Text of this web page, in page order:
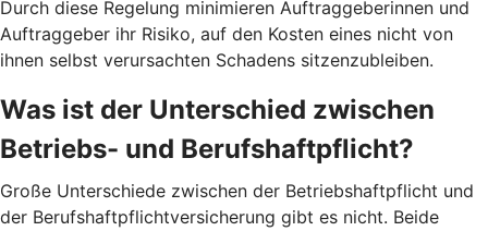
Durch diese Regelung minimieren Auftraggeberinnen und
Auftraggeber ihr Risiko, auf den Kosten eines nicht von
ihnen selbst verursachten Schadens sitzenzubleiben.
Was ist der Unterschied zwischen
Betriebs- und Berufshaftpflicht?
Große Unterschiede zwischen der Betriebshaftpflicht und
der Berufshaftpflichtversicherung gibt es nicht. Beide